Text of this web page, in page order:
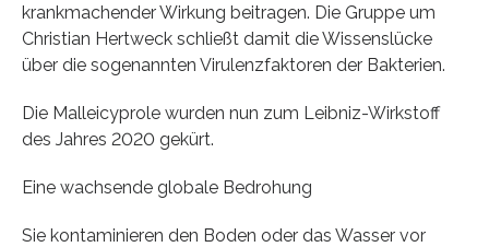
krankmachender Wirkung beitragen. Die Gruppe um
Christian Hertweck schließt damit die Wissenslücke
über die sogenannten Virulenzfaktoren der Bakterien.
Die Malleicyprole wurden nun zum Leibniz-Wirkstoff
des Jahres 2020 gekürt.
Eine wachsende globale Bedrohung
Sie kontaminieren den Boden oder das Wasser vor